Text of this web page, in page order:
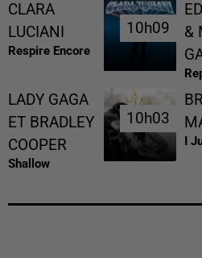
CLARA
LUCIANI
Respire Encore
10h09
10h09
&
LADY GAGA
ET BRADLEY
COOPER
Shallow
10h03
10h03
I